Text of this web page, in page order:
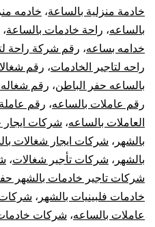
خادمة منزلية بالساعة، خادمه
بالساعه، راحة خادمات بالساعة،
خدامه بساعه، رقم شركة راحة
راحه لتاجير الخادمات، رقم
بالساعه حفر الباطن، رقم شغاله
رقم عاملات بالساعه، رقم
العاملات بالساعه، شركات ايجار
بالشهر ، شركات ايجار شغالات
بالشهر ، شركات تأجير شغالات،
شركات تاجير خادمات بالشهر
خادمات فلبينيات بالشهر ، شركات
عاملات بالساعه، شركات